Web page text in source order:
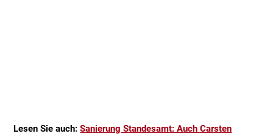
Lesen Sie auch:Sanierung Standesamt: Auch Carsten